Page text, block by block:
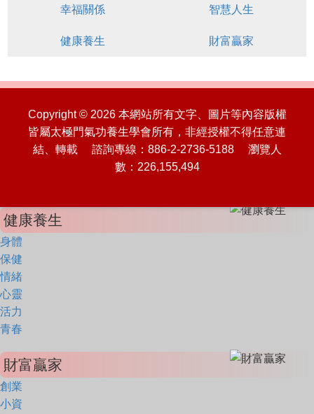
幸福關係 智慧人生
健康養生 財富贏家
Copyright © 2026 本網站所有文字、圖片等內容版權
皆屬太極門氣功養生學會所有，非經授權不得任意連
結、轉載 諮詢專線：886-2-2736-5188 瀏覽人
數：226,155,494
健康養生
身體
保健
情緒
心靈
活力
青春
財富贏家
創業
小資